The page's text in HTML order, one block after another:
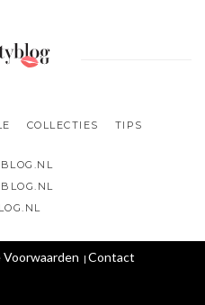
COLLECTIES TIPS
Contact